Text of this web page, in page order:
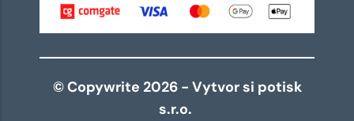
© Copywrite 2026 - Vytvor si potisk
s.r.o.